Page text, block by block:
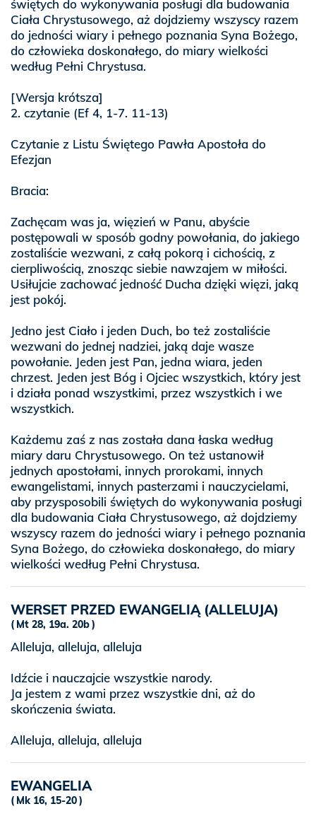
świętych do wykonywania posługi dla budowania
Ciała Chrystusowego, aż dojdziemy wszyscy razem
do jedności wiary i pełnego poznania Syna Bożego,
do człowieka doskonałego, do miary wielkości
według Pełni Chrystusa.
[Wersja krótsza]
2. czytanie (Ef 4, 1-7. 11-13)
Czytanie z Listu Świętego Pawła Apostoła do
Efezjan
Bracia:
Zachęcam was ja, więzień w Panu, abyście
postępowali w sposób godny powołania, do jakiego
zostaliście wezwani, z całą pokorą i cichością, z
cierpliwością, znosząc siebie nawzajem w miłości.
Usiłujcie zachować jedność Ducha dzięki więzi, jaką
jest pokój.
Jedno jest Ciało i jeden Duch, bo też zostaliście
wezwani do jednej nadziei, jaką daje wasze
powołanie. Jeden jest Pan, jedna wiara, jeden
chrzest. Jeden jest Bóg i Ojciec wszystkich, który jest
i działa ponad wszystkimi, przez wszystkich i we
wszystkich.
Każdemu zaś z nas została dana łaska według
miary daru Chrystusowego. On też ustanowił
jednych apostołami, innych prorokami, innych
ewangelistami, innych pasterzami i nauczycielami,
aby przysposobili świętych do wykonywania posługi
dla budowania Ciała Chrystusowego, aż dojdziemy
wszyscy razem do jedności wiary i pełnego poznania
Syna Bożego, do człowieka doskonałego, do miary
wielkości według Pełni Chrystusa.
WERSET PRZED EWANGELIĄ (ALLELUJA)
Mt 28, 19a. 20b
Alleluja, alleluja, alleluja
Idźcie i nauczajcie wszystkie narody.
Ja jestem z wami przez wszystkie dni, aż do
skończenia świata.
Alleluja, alleluja, alleluja
EWANGELIA
Mk 16, 15-20